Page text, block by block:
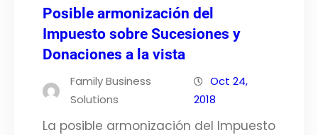
Posible armonización del
Impuesto sobre Sucesiones y
Donaciones a la vista
Family Business
Solutions
Oct 24,
2018
La posible armonización del Impuesto